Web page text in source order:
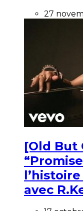
27
[Old But
avec